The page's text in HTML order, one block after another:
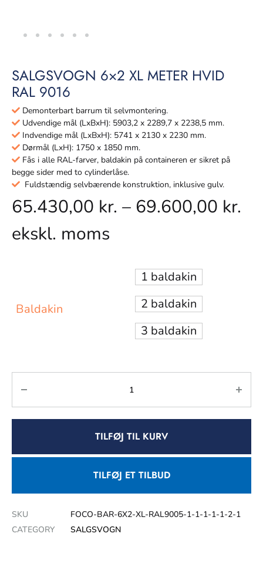
SALGSVOGN 6×2 XL METER HVID
RAL 9016
Demonterbart barrum til selvmontering.
Udvendige mål (LxBxH): 5903,2 x 2289,7 x 2238,5 mm.
Indvendige mål (LxBxH): 5741 x 2130 x 2230 mm.
Dørmål (LxH): 1750 x 1850 mm.
Fås i alle RAL-farver, baldakin på containeren er sikret på
begge sider med to cylinderlåse.
Fuldstændig selvbærende konstruktion, inklusive gulv.
65.430,00 kr. – 69.600,00 kr.
ekskl. moms
Baldakin
1 baldakin
2 baldakin
3 baldakin
TILFØJ TIL KURV
TILFØJ ET TILBUD
SKU
FOCO-BAR-6X2-XL-RAL9005-1-1-1-1-1-2-1
CATEGORY
SALGSVOGN